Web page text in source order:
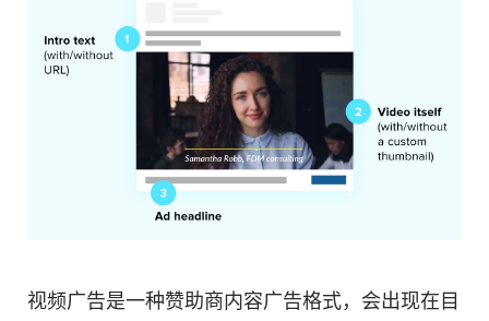
视频广告是一种赞助商内容广告格式，会出现在目